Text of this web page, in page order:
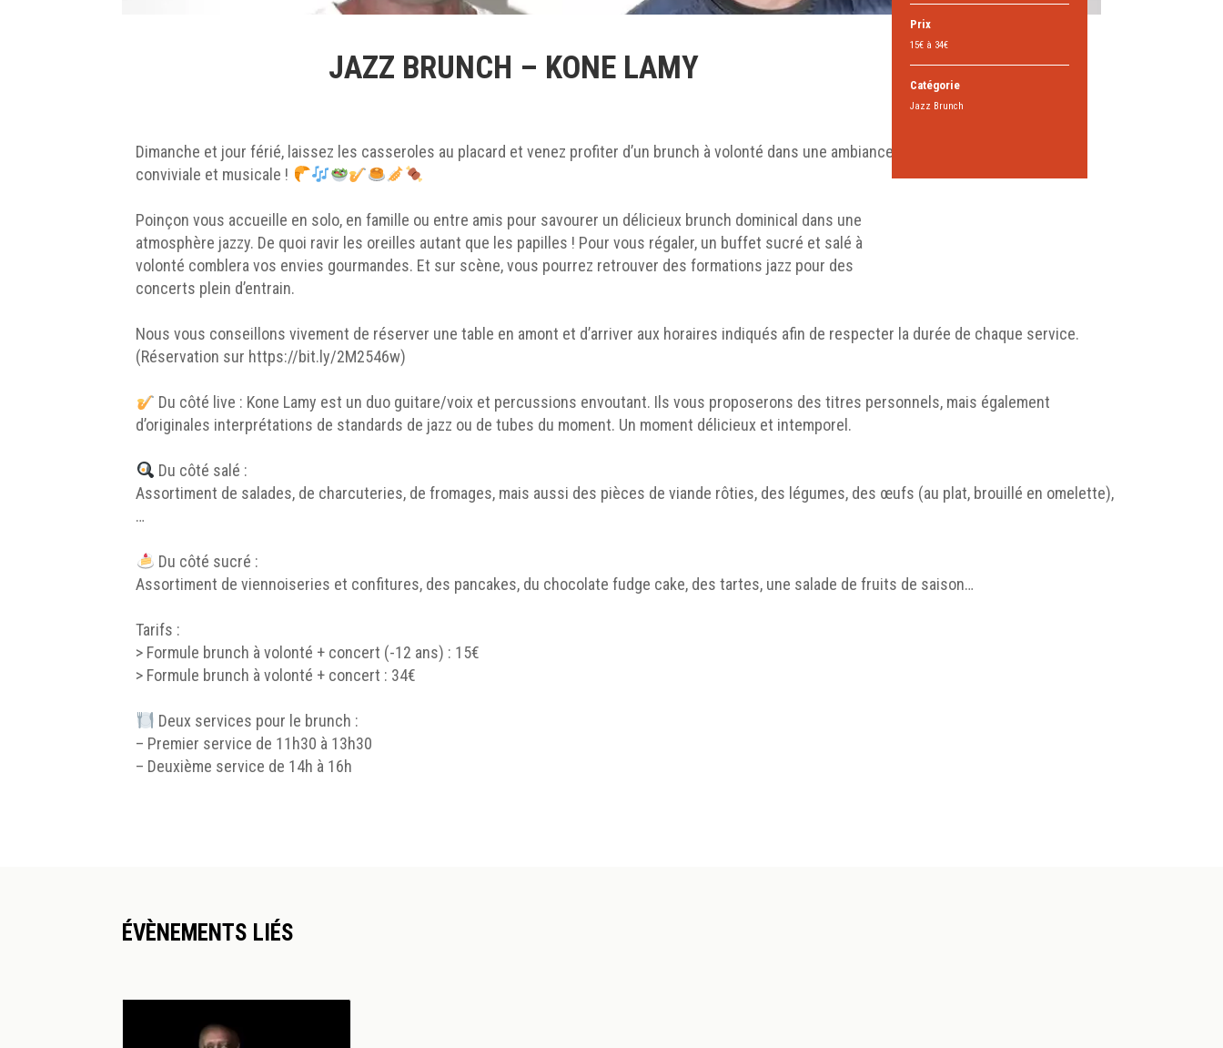
JAZZ BRUNCH – KONE LAMY
Prix
15€ à 34€
Catégorie
Jazz Brunch
Dimanche et jour férié, laissez les casseroles au placard et venez profiter d’un brunch à volonté dans une ambiance
conviviale et musicale !
Poinçon vous accueille en solo, en famille ou entre amis pour savourer un délicieux brunch dominical dans une
atmosphère jazzy. De quoi ravir les oreilles autant que les papilles ! Pour vous régaler, un buffet sucré et salé à
volonté comblera vos envies gourmandes. Et sur scène, vous pourrez retrouver des formations jazz pour des
concerts plein d’entrain.
Nous vous conseillons vivement de réserver une table en amont et d’arriver aux horaires indiqués afin de respecter la durée de chaque service.
(Réservation sur https://bit.ly/2M2546w)
Du côté live : Kone Lamy est un duo guitare/voix et percussions envoutant. Ils vous proposerons des titres personnels, mais également
d’originales interprétations de standards de jazz ou de tubes du moment. Un moment délicieux et intemporel.
Du côté salé :
Assortiment de salades, de charcuteries, de fromages, mais aussi des pièces de viande rôties, des légumes, des œufs (au plat, brouillé en omelette),
…
Du côté sucré :
Assortiment de viennoiseries et confitures, des pancakes, du chocolate fudge cake, des tartes, une salade de fruits de saison…
Tarifs :
> Formule brunch à volonté + concert (-12 ans) : 15€
> Formule brunch à volonté + concert : 34€
Deux services pour le brunch :
– Premier service de 11h30 à 13h30
– Deuxième service de 14h à 16h
ÉVÈNEMENTS LIÉS